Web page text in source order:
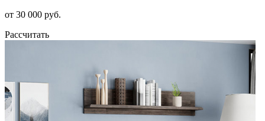
от 30 000 руб.
Рассчитать